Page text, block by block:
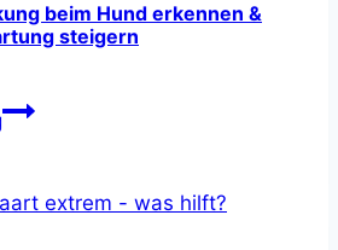
beim Hund erkennen &
steigern
Herzerkrankung
erkennen